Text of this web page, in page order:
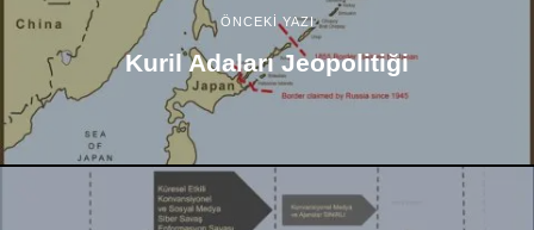
ÖNCEKİ YAZI
Kuril Adaları Jeopolitiği